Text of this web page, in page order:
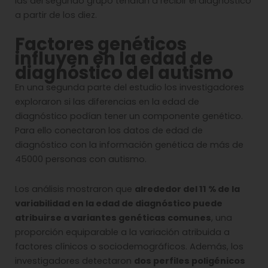
a partir de los diez.
Factores genéticos
influyen en la edad de
diagnóstico del autismo
En una segunda parte del estudio los investigadores
exploraron si las diferencias en la edad de
diagnóstico podían tener un componente genético.
Para ello conectaron los datos de edad de
diagnóstico con la información genética de más de
45000 personas con autismo.
Los análisis mostraron que alrededor del 11 % de la
variabilidad en la edad de diagnóstico puede
atribuirse a variantes genéticas comunes, una
proporción equiparable a la variación atribuida a
factores clínicos o sociodemográficos. Además, los
investigadores detectaron dos perfiles poligénicos